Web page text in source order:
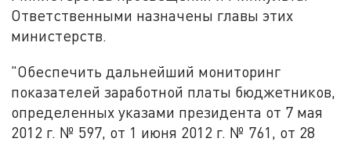
Ответственными назначены главы этих
министерств.
"Обеспечить дальнейший мониторинг
показателей заработной платы бюджетников,
определенных указами президента от 7 мая
2012 г. № 597, от 1 июня 2012 г. № 761, от 28